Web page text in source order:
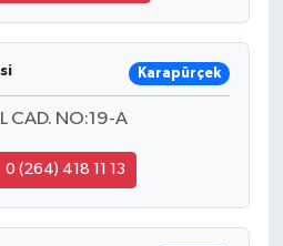
Karapürçek
CAD. NO:19-A
0 (264) 418 11 13